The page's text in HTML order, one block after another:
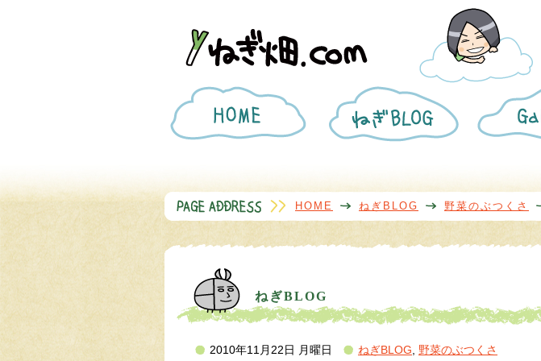
ホ
ー
ム
ね
ぎ
BLOG
HOME ねぎBLOG 野菜のぶつくさ
ねぎBLOG
2010年11月22日 月曜日 ねぎBLOG 野菜のぶつくさ